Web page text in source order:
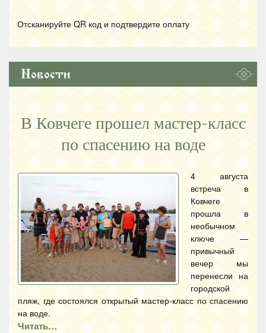
Отсканируйте QR код и подтвердите оплату
Новости
В Ковчеге прошел мастер-класс
по спасению на воде
4 августа
встреча в
Ковчеге
прошла в
необычном
ключе —
привычный
вечер мы
перенесли на
городской
пляж, где состоялся открытый мастер-класс по спасению
на воде.
Читать…